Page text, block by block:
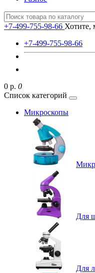
+7-499-755-98-66 Хотите,
+7-499-755-98-66
0 р. 0
Список категорий
Микроскопы
Для
Для